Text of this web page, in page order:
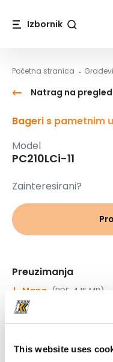
This website uses
Izbornik
Početna stranica
Natrag na pregled
Bageri s pametnim
Model
PC210LCi-11
Zainteresirani?
Preuzimanja
Mapa (PDF, 4.15 MB)